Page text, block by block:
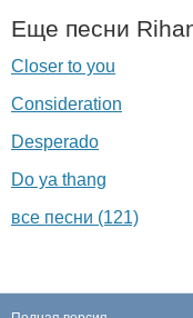
Еще песни
Closer to you
Consideration
Desperado
Do ya thang
все песни (121)